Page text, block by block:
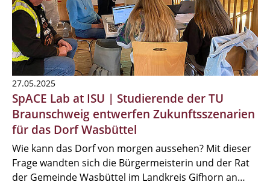
27.05.2025
SpACE Lab at ISU | Studierende der TU
Braunschweig entwerfen Zukunftsszenarien
für das Dorf Wasbüttel
Wie kann das Dorf von morgen aussehen? Mit dieser
Frage wandten sich die Bürgermeisterin und der Rat
der Gemeinde Wasbüttel im Landkreis Gifhorn an…